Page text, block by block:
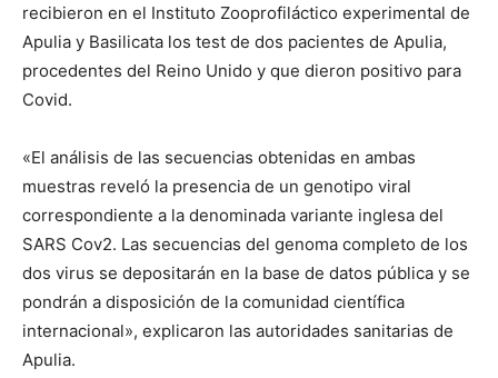
recibieron en el Instituto Zooprofiláctico experimental de
Apulia y Basilicata los test de dos pacientes de Apulia,
procedentes del Reino Unido y que dieron positivo para
Covid.
«El análisis de las secuencias obtenidas en ambas
muestras reveló la presencia de un genotipo viral
correspondiente a la denominada variante inglesa del
SARS Cov2. Las secuencias del genoma completo de los
dos virus se depositarán en la base de datos pública y se
pondrán a disposición de la comunidad científica
internacional», explicaron las autoridades sanitarias de
Apulia.